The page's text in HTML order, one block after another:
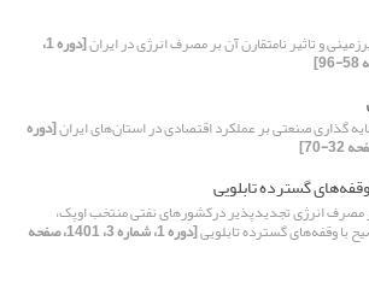
و تاثیر نامتقارن آن بر مصرف انرژی در ایران [دوره 1،
گذاری صنعتی بر عملکرد اقتصادی در استان‌های ایران[دوره
گسترده تابلویی
مصرف انرژی تجدیدپذیر درکشورهای نفتی منتخب اوپک،
با وقفه‌های گسترده تابلویی [دوره 1، شماره 3، 1401، صفحه